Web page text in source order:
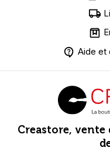
Aide et
Creastore,